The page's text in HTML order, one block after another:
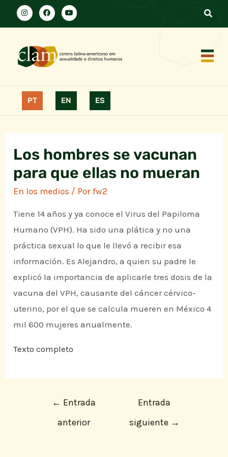
PT EN ES
Los hombres se vacunan
para que ellas no mueran
En los medios / Porfw2
Tiene 14 años y ya conoce el Virus del Papiloma
Humano (VPH). Ha sido una plática y no una
práctica sexual lo que le llevó a recibir esa
información. Es Alejandro, a quien su padre le
explicó la importancia de aplicarle tres dosis de la
vacuna del VPH, causante del cáncer cérvico-
uterino, por el que se calcula mueren en México 4
mil 600 mujeres anualmente.
Texto completo
← Entrada
anterior
Entrada
siguiente →